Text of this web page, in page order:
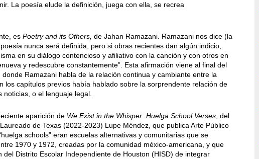
La poesía elude la definición, juega con ella, se recrea
es Poetry and its Others, de Jahan Ramazani. Ramazani nos dice (la
nunca será definida, pero si obras recientes dan algún indicio,
en su diálogo contencioso y afiliativo con la canción y con otros en
y redescubre constantemente”. Esta afirmación viene al final del
Ramazani habla de la relación continua y cambiante entre la
los capítulos previos había hablado sobre la sorprendente relación de
o el lenguaje legal.
aparición de We Exist in the Whisper: Huelga School Verses , del
de Texas (2022-2023) Lupe Méndez, que publica Arte Público
schools” eran escuelas alternativas y comunitarias que se
1970 y 1972, creadas por la comunidad méxico-americana, y que
del Distrito Escolar Independiente de Houston (HISD) de integrar